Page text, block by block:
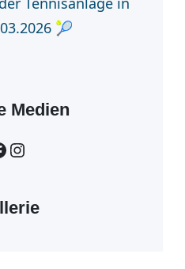
🎾
Medien
Instagram